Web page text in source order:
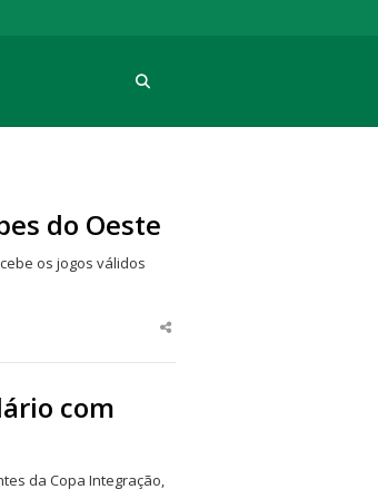
do Oeste
os jogos válidos
Share
com
da Copa Integração,